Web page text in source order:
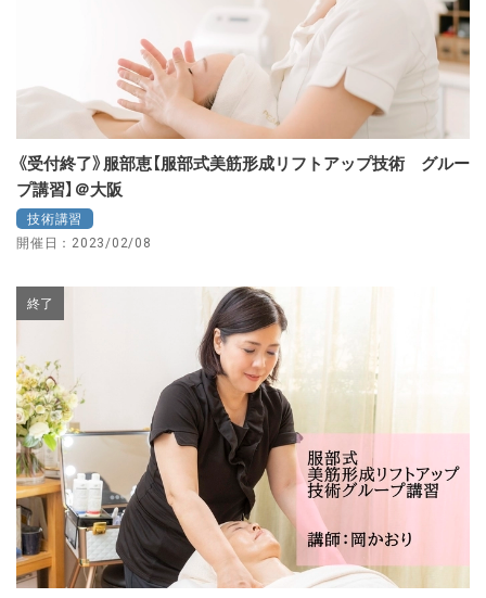
《受付終了》服部恵【服部式美筋形成リフトアップ技術 グルー
プ講習】＠大阪
技術講習
開催日：2023/02/08
終了